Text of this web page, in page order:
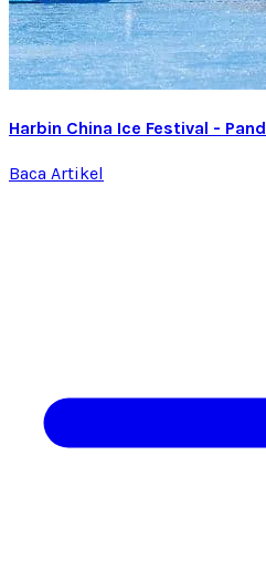
Harbin China Ice Festival -
Baca Artikel